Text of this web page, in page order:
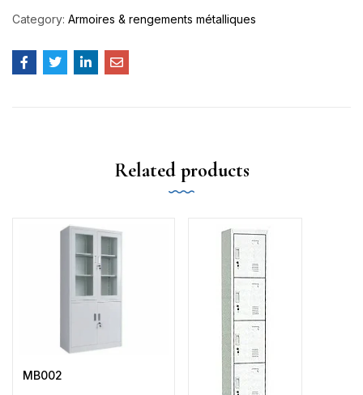
Category: Armoires & rengements métalliques
Related products
MB002